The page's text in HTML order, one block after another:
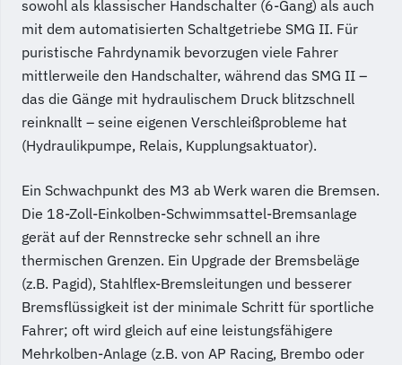
sowohl als klassischer Handschalter (6-Gang) als auch
mit dem automatisierten Schaltgetriebe SMG II. Für
puristische Fahrdynamik bevorzugen viele Fahrer
mittlerweile den Handschalter, während das SMG II –
das die Gänge mit hydraulischem Druck blitzschnell
reinknallt – seine eigenen Verschleißprobleme hat
(Hydraulikpumpe, Relais, Kupplungsaktuator).
Ein Schwachpunkt des M3 ab Werk waren die Bremsen.
Die 18-Zoll-Einkolben-Schwimmsattel-Bremsanlage
gerät auf der Rennstrecke sehr schnell an ihre
thermischen Grenzen. Ein Upgrade der Bremsbeläge
(z.B. Pagid), Stahlflex-Bremsleitungen und besserer
Bremsflüssigkeit ist der minimale Schritt für sportliche
Fahrer; oft wird gleich auf eine leistungsfähigere
Mehrkolben-Anlage (z.B. von AP Racing, Brembo oder